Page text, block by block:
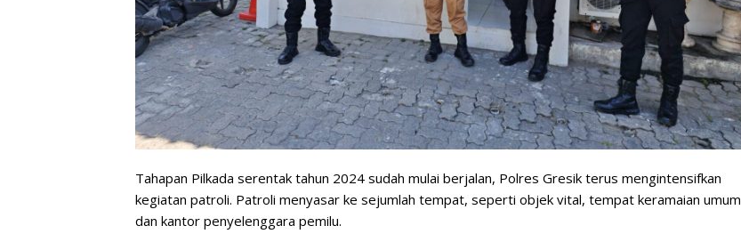
Tahapan Pilkada serentak tahun 2024 sudah mulai berjalan, Polres Gresik terus mengintensifkan
kegiatan patroli. Patroli menyasar ke sejumlah tempat, seperti objek vital, tempat keramaian umum
dan kantor penyelenggara pemilu.